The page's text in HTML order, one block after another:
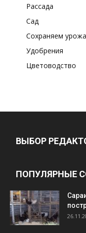
Рассада
Сад
Сохраняем
Удобрения
Цветоводство
ВЫБОР
ПОПУЛЯРНЫЕ